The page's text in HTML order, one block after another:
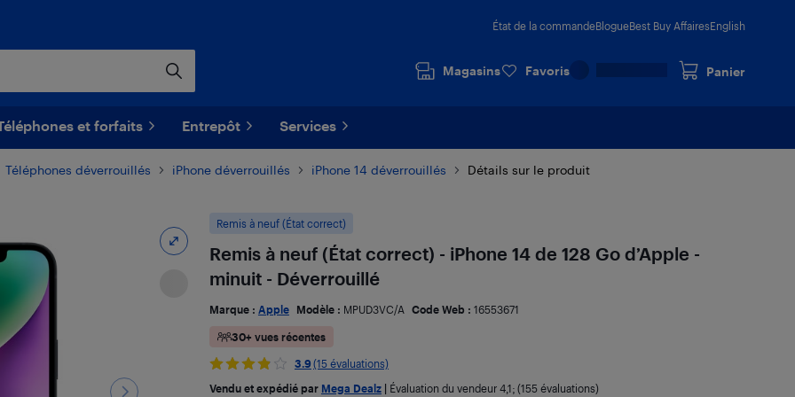
État de la commandeBlogueBest Buy AffairesEnglish
Magasins Favoris Panier
et forfaits Entrepôt Services
Téléphones déverrouillés iPhone déverrouillés iPhone 14 déverrouillés Détails sur le produit
Remis à neuf (État correct)
Remis à neuf (État correct) - iPhone 14 de 128 Go d’Apple -
minuit - Déverrouillé
Marque : Apple Modèle : MPUD3VC/A Code Web : 16553671
30+ vues récentes
3.9 (15 évaluations)
Vendu et expédié par Mega Dealz| Évaluation du vendeur 4,1; (155 évaluations)